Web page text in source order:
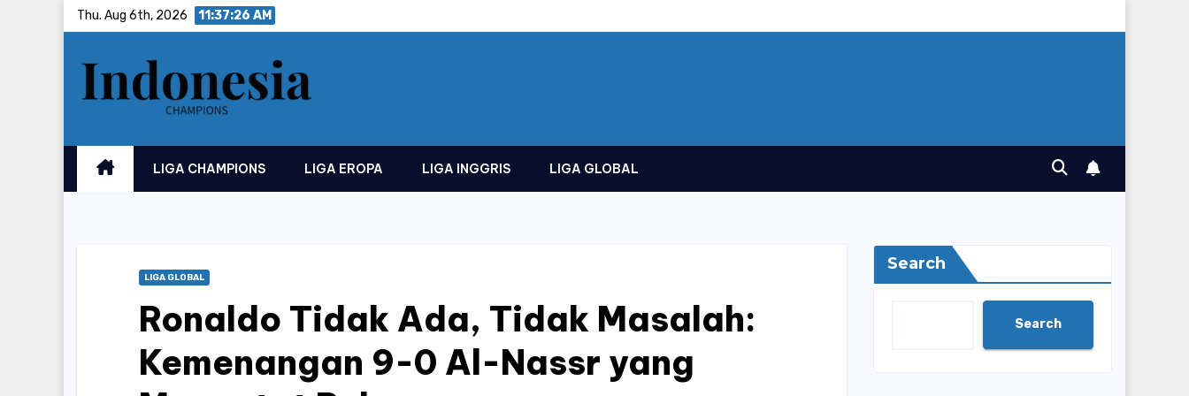
Thu. Aug 6th, 2026 11:37:27 AM
LIGA CHAMPIONS LIGA EROPA LIGA INGGRIS LIGA GLOBAL
LIGA GLOBAL
Ronaldo Tidak Ada, Tidak Masalah:
Kemenangan 9-0 Al-Nassr yang
Search
Search